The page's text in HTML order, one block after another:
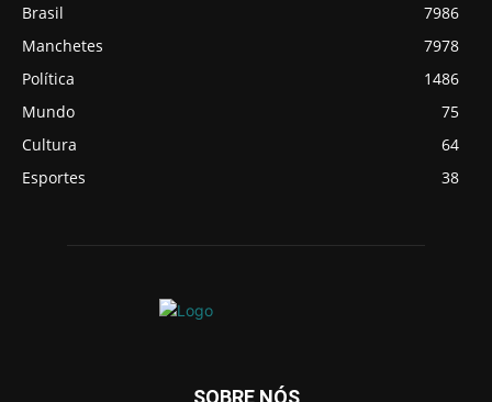
Brasil
7986
Manchetes
7978
Política
1486
Mundo
75
Cultura
64
Esportes
38
SOBRE NÓS